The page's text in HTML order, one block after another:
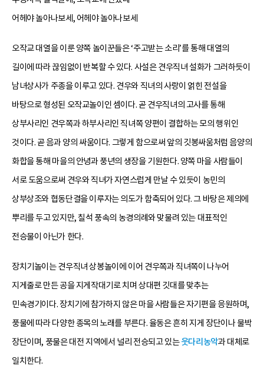
어헤야 놀아나보세, 어헤야 놀아나보세
오작교 대열을 이룬 양쪽 놀이꾼들은 ‘주고받는 소리’를 통해 대열의
길이에 따라 끊임없이 반복할 수 있다. 사설은 견우직녀 설화가 그러하듯이
남녀상사가 주종을 이루고 있다. 견우와 직녀의 사랑이 얽힌 전설을
바탕으로 형성된 오작교놀이인 셈이다. 곧 견우직녀의 고사를 통해
상부사리인 견우쪽과 하부사리인 직녀쪽 양편이 결합하는 모의 행위인
것이다. 곧 음과 양의 싸움이다. 그렇게 함으로써 앞의 깃봉싸움처럼 음양의
화합을 통해 마을의 안녕과 풍년의 생장을 기원한다. 양쪽 마을 사람들이
서로 도움으로써 견우와 직녀가 자연스럽게 만날 수 있듯이 농민의
상부상조와 협동단결을 이루자는 의도가 함축되어 있다. 그 바탕은 제의에
뿌리를 두고 있지만, 칠석 풍속의 농경의례와 맞물려 있는 대표적인
전승물이 아닌가 한다.
장치기놀이는 견우직녀 상봉놀이에 이어 견우쪽과 직녀쪽이 나누어
지게줄로 만든 공을 지게작대기로 치며 상대편 깃대를 맞추는
민속경기이다. 장치기에 참가하지 않은 마을 사람들은 자기편을 응원하며,
풍물에 따라 다양한 종목의 노래를 부른다. 율동은 흔히 지게 장단이나 물박
장단이며, 풍물은 대전 지역에서 널리 전승되고 있는웃다리농악과 대체로
일치한다.